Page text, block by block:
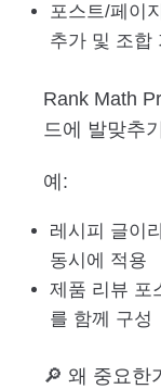
포스트/페이
추가 및 조합
Rank Math
드에 발맞추
예:
레시피 글이
동시에 적용
제품 리뷰 포
를 함께 구성
🔎 왜 중요한